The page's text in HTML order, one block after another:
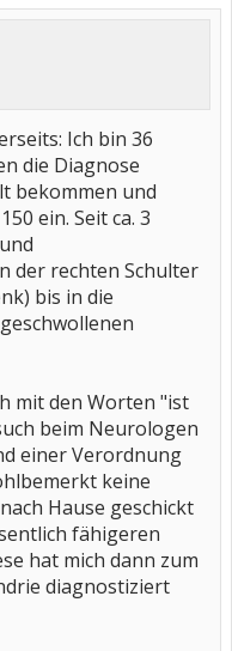
Ich bin 36
die Diagnose
bekommen und
ein. Seit ca. 3
der rechten Schulter
bis in die
mit den Worten "ist
beim Neurologen
einer Verordnung
keine
Hause geschickt
fähigeren
hat mich dann zum
diagnostiziert